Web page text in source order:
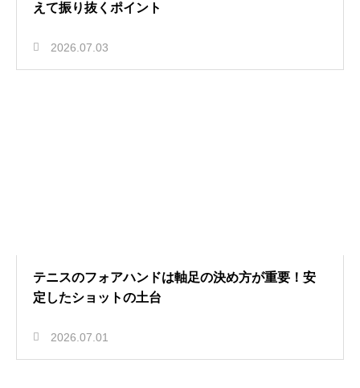
えて振り抜くポイント
2026.07.03
テニスのフォアハンドは軸足の決め方が重要！安
定したショットの土台
2026.07.01